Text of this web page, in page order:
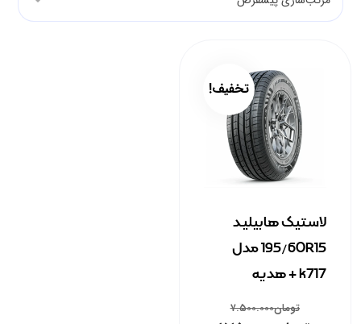
لاستیک هابیلیـد
195/60R15 مدل
k717 + هدیه
تومان۷.۵۰۰.۰۰۰
تخفیف!